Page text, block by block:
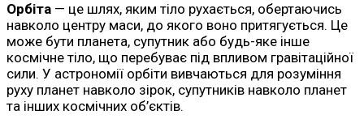
Орбіта — це шлях, яким тіло рухається, обертаючись
навколо центру маси, до якого воно притягується. Це
може бути планета, супутник або будь-яке інше
космічне тіло, що перебуває під впливом гравітаційної
сили. У астрономії орбіти вивчаються для розуміння
руху планет навколо зірок, супутників навколо планет
та інших космічних об’єктів.